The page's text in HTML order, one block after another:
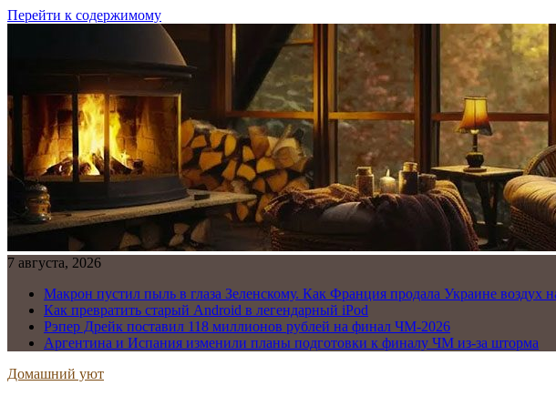
Перейти к содержимому
7 августа, 2026
Макрон пустил пыль в глаза Зеленскому. Как Франция продала Украине воздух
Как превратить старый Android в легендарный iPod
Рэпер Дрейк поставил 118 миллионов рублей на финал ЧМ-2026
Аргентина и Испания изменили планы подготовки к финалу ЧМ из-за шторма
Домашний уют